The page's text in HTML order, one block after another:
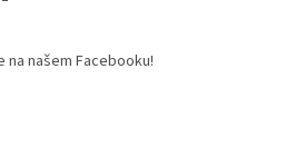
na našem Facebooku!